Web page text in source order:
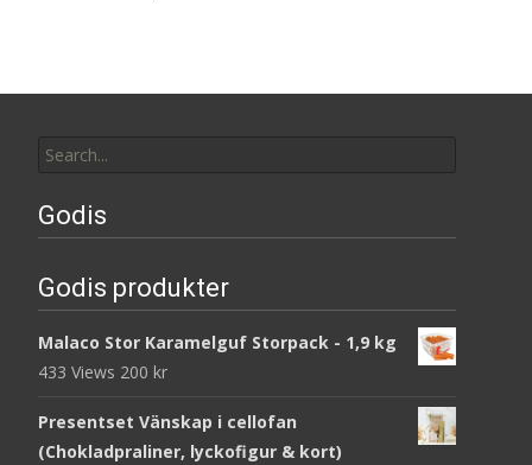
for:
Godis
Godis produkter
Malaco Stor Karamelguf Storpack - 1,9 kg
433 Views 200 kr
Presentset Vänskap i cellofan
(Chokladpraliner, lyckofigur & kort)